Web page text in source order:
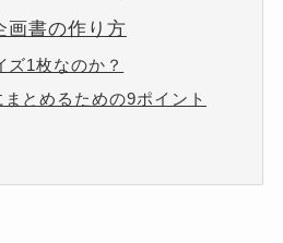
画書の作り方
ズ1枚なのか？
とめるための9ポイント